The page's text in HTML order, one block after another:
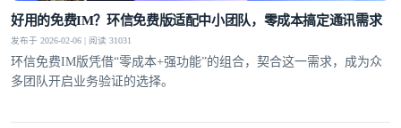
好用的免费IM？环信免费版适配中小团队，零成本搞定通讯需求
发布于 2026-02-06 | 阅读 31031
环信免费IM版凭借“零成本+强功能”的组合，契合这一需求，成为众
多团队开启业务验证的选择。